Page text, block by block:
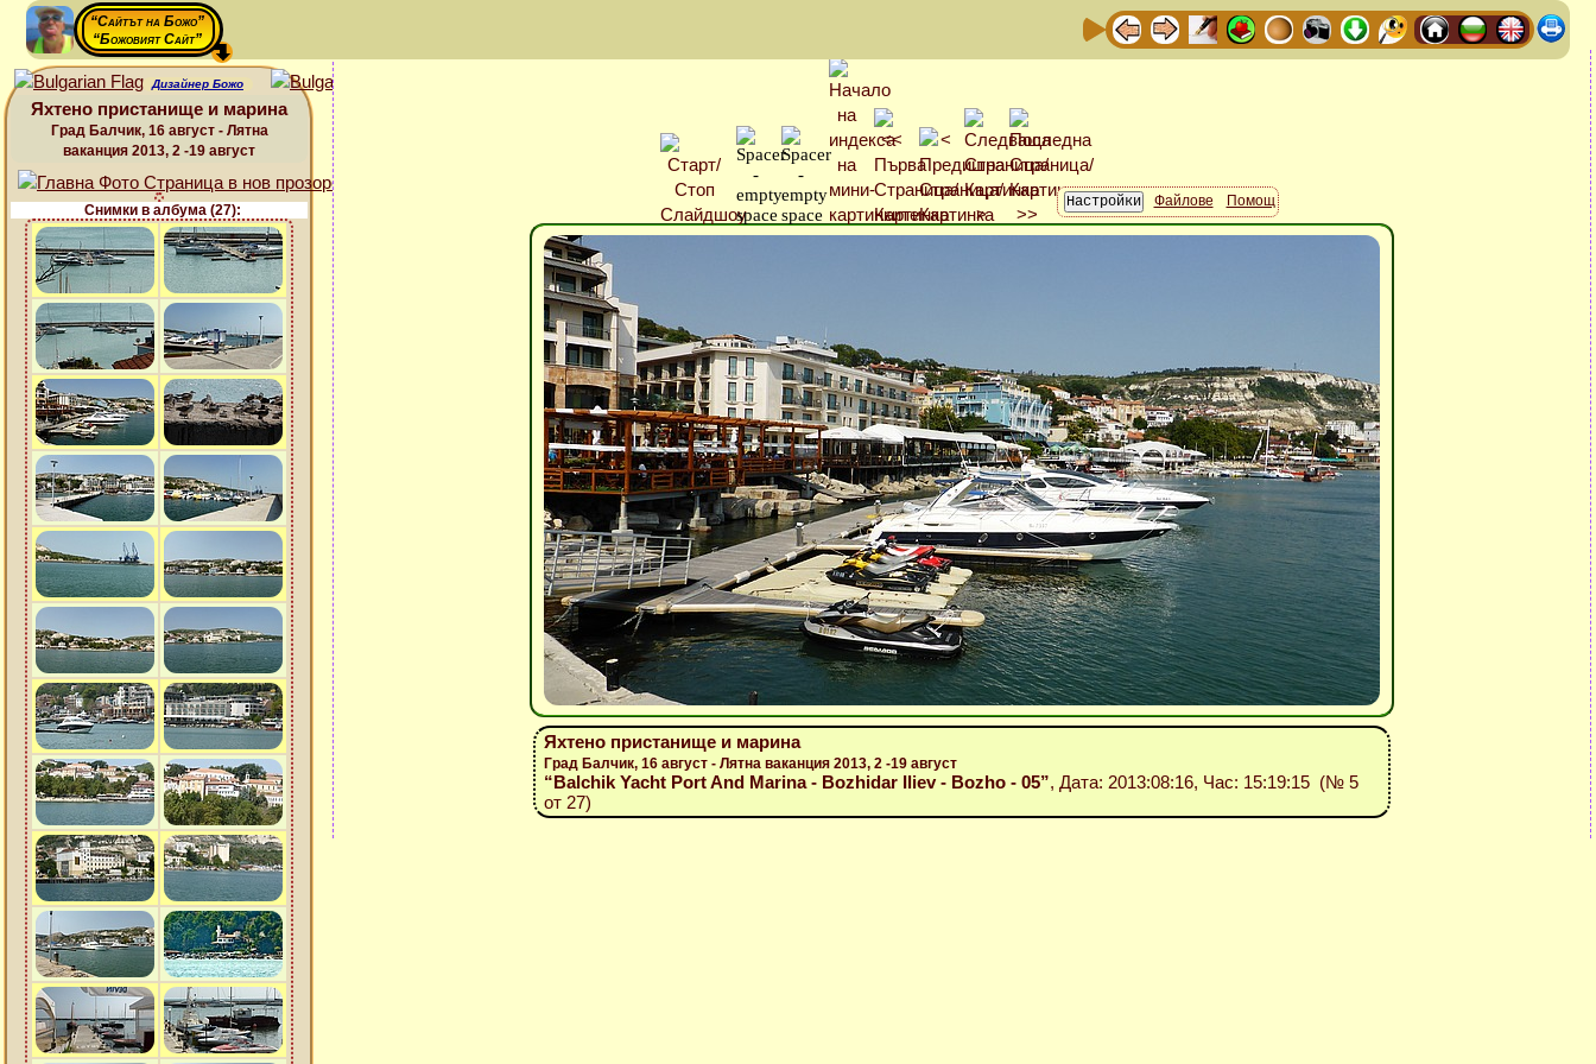
“Сайтът на Божо”
“Божовият Сайт”
Дизайнер Божо
Яхтено пристанище и марина
Град Балчик, 16 август - Лятна
ваканция 2013, 2 -19 август
Снимки в албума (27):
Файлове Помощ
Яхтено пристанище и марина
Град Балчик, 16 август - Лятна ваканция 2013, 2 -19 август
“Balchik Yacht Port And Marina - Bozhidar Iliev - Bozho - 05”, Дата: 2013:08:16, Час: 15:19:15 (№ 5
от 27)